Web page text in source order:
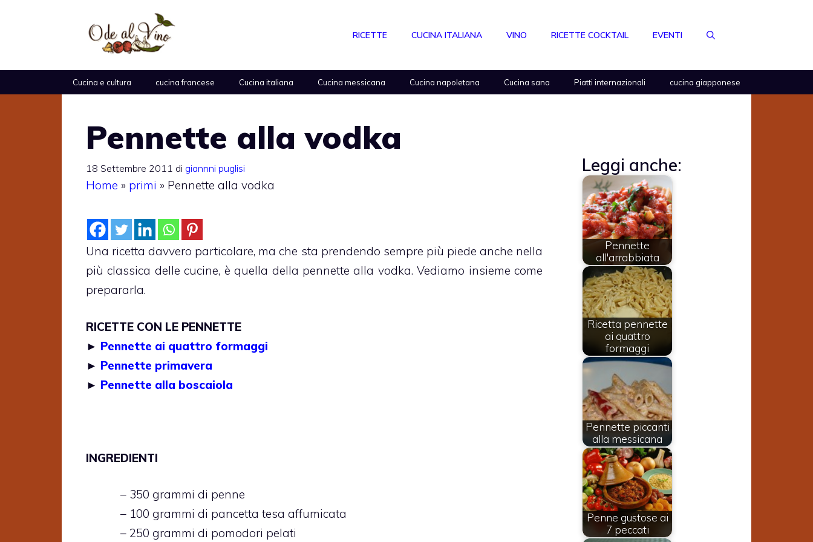
RICETTE CUCINA ITALIANA VINO RICETTE COCKTAIL EVENTI
Cucina e cultura cucina francese Cucina italiana Cucina messicana Cucina napoletana Cucina sana Piatti internazionali cucina giapponese
Pennette alla vodka
18 Settembre 2011 di giannni puglisi
Home » primi » Pennette alla vodka
Una ricetta davvero particolare, ma che sta prendendo sempre più piede anche nella
più classica delle cucine, è quella della pennette alla vodka. Vediamo insieme come
prepararla.
RICETTE CON LE PENNETTE
► Pennette ai quattro formaggi
► Pennette primavera
► Pennette alla boscaiola
INGREDIENTI
– 350 grammi di penne
– 100 grammi di pancetta tesa affumicata
– 250 grammi di pomodori pelati
Leggi anche:
Pennette
all'arrabbiata
Ricetta pennette
ai quattro
formaggi
Pennette piccanti
alla messicana
Penne gustose ai
7 peccati